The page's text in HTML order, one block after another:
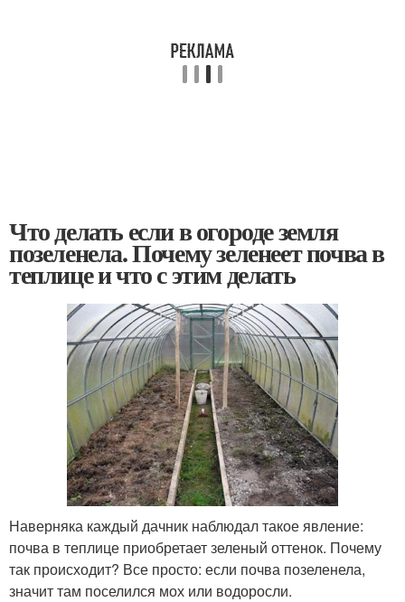
Что делать если в огороде земля
позеленела. Почему зеленеет почва в
теплице и что с этим делать
Наверняка каждый дачник наблюдал такое явление:
почва в теплице приобретает зеленый оттенок. Почему
так происходит? Все просто: если почва позеленела,
значит там поселился мох или водоросли.